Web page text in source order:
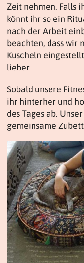
Zeit nehmen. Falls
könnt ihr so ein
nach der Arbeit
beachten, dass wir
Kuscheln
lieber.
Sobald unsere
ihr hinterher und
des Tages ab.
gemeinsame